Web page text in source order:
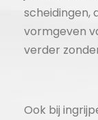
scheidingen,
vormgeven
verder
Ook bij